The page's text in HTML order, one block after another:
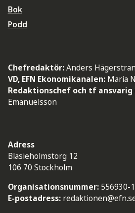
Bok
Podd
Chefredaktör:Anders
VD, EFN Ekonomikanalen: Maria
Redaktionschef och tf
Emanuelsson
Adress
Blasieholmstorg 12
106 70 Stockholm
Organisationsnummer: 556930-
E-postadress: